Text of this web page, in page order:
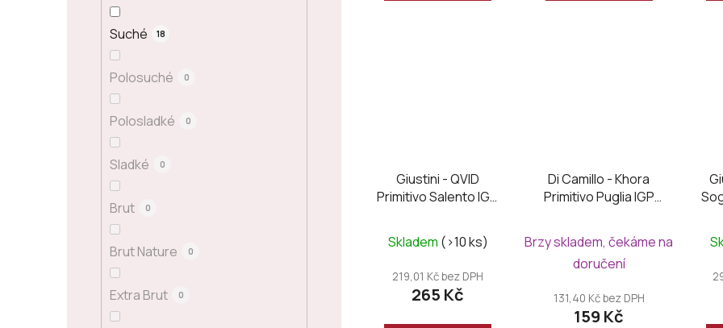
Suché 18
Polosuché 0
Polosladké 0
Sladké 0
Brut 0
Brut Nature 0
Extra Brut 0
Giustini - QVID
Primitivo Salento IGT
Skladem (>10 ks)
219,01 Kč bez DPH
265 Kč
Di Camillo - Khora
Primitivo Puglia IGP
Brzy skladem, čekáme na
doručení
131,40 Kč bez DPH
159 Kč